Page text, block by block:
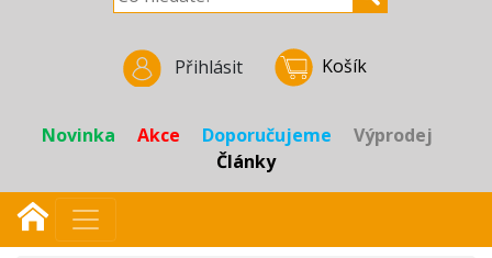
Přihlásit Košík
Novinka Akce Doporučujeme
Výprodej
Články